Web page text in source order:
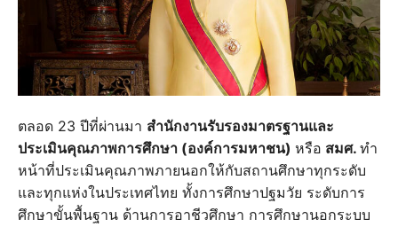
ตลอด 23 ปีที่ผ่านมา สำนักงานรับรองมาตรฐานและ
ประเมินคุณภาพการศึกษา (องค์การมหาชน) หรือ สมศ. ทำ
หน้าที่ประเมินคุณภาพภายนอกให้กับสถานศึกษาทุกระดับ
และทุกแห่งในประเทศไทย ทั้งการศึกษาปฐมวัย ระดับการ
ศึกษาขั้นพื้นฐาน ด้านการอาชีวศึกษา การศึกษานอกระบบ